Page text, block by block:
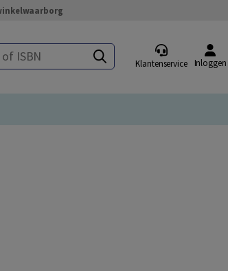
Klantenservice Inloggen